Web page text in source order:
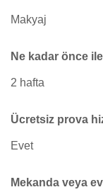
Makyaj
Ne kadar önce
2 hafta
Ücretsiz prova
Evet
Mekanda veya